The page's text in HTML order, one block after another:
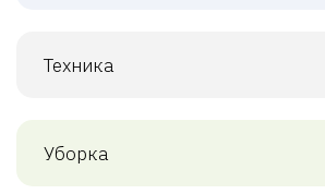
Техника
Уборка